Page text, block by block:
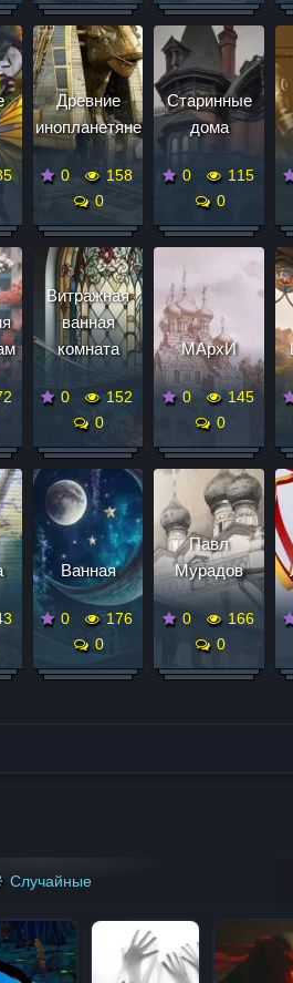
Древние
инопланетяне
0
158
0
Старинные
дома
0
115
0
Витражная
ванная
комната
0
152
0
МАрхИ
0
145
0
Ванная
0
176
0
Павл
Мурадов
0
166
0
Случайные